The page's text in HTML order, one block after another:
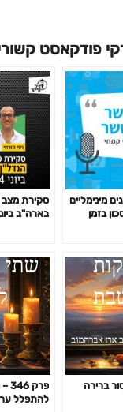
פודקאסט
מינימליים
בזמן
סקירת מצב
בארה"ב ביוני
– איסור ברירה
להתפלל